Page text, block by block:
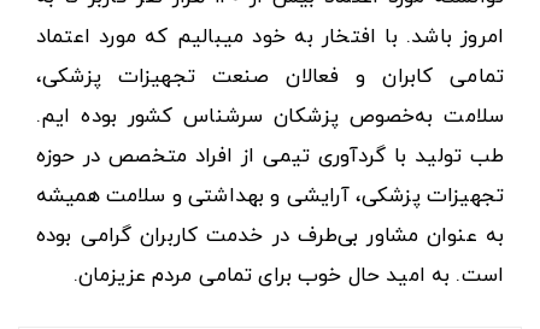
امروز باشد. با افتخار به خود میبالیم که مورد اعتماد
تمامی کابران و فعالان صنعت تجهیزات پزشکی،
سلامت به‌خصوص پزشکان سرشناس کشور بوده ایم.
طب تولید با گردآوری تیمی از افراد متخصص در حوزه
تجهیزات پزشکی، آرایشی و بهداشتی و سلامت همیشه
به عنوان مشاور بی‌طرف در خدمت کاربران گرامی بوده
است. به امید حال خوب برای تمامی مردم عزیزمان.